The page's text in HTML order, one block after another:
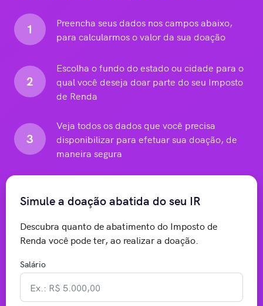
1
Preencha seus dados nos campos abaixo,
para calcularmos o valor da sua doação
2
Escolha o fundo do estado ou cidade para o
qual você deseja doar parte do seu Imposto
de Renda
3
Veja todos os dados que você precisa
disponibilizar para efetuar sua doação, de
maneira segura
Simule a doação abatida do seu IR
Descubra quanto de abatimento do Imposto de
Renda você pode ter, ao realizar a doação.
Salário